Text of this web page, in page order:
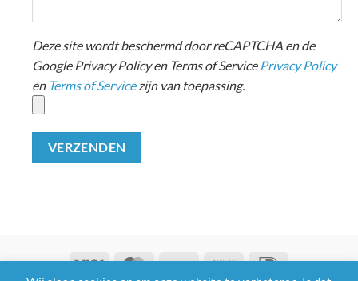
Deze site wordt beschermd door reCAPTCHA en de
Google Privacy Policy en Terms of Service Privacy Policy
en Terms of Servicezijn van toepassing.
Visa MasterCard
Bank
Cash
IDeal